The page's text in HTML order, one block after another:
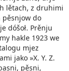
lětach, z druhimi
pěsnjow do
dóšoł. Prěnju
hakle 1923 we
mjez
jako »X. Y. Z.
pěsni,